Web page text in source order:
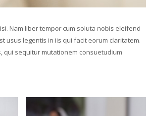
Nam liber tempor cum soluta nobis eleifend
usus legentis in iis qui facit eorum claritatem.
qui sequitur mutationem consuetudium